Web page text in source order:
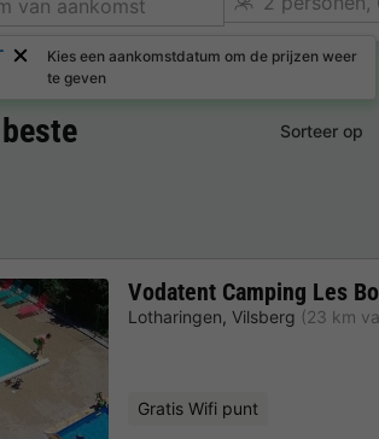
Kies een aankomstdatum om de prijzen weer
te geven
Sorteer op
Vodatent Camping Les
Lotharingen, Vilsberg (23 km
Gratis Wifi punt